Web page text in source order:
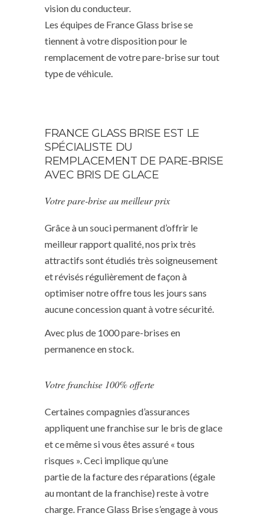
vision du conducteur.
Les équipes de France Glass brise se
tiennent à votre disposition pour le
remplacement de votre pare-brise sur tout
type de véhicule.
FRANCE GLASS BRISE EST LE
SPÉCIALISTE DU
REMPLACEMENT DE PARE-BRISE
AVEC BRIS DE GLACE
Votre pare-brise au meilleur prix
Grâce à un souci permanent d’offrir le
meilleur rapport qualité, nos prix très
attractifs sont étudiés très soigneusement
et révisés régulièrement de façon à
optimiser notre offre tous les jours sans
aucune concession quant à votre sécurité.
Avec plus de 1000 pare-brises en
permanence en stock.
Votre franchise 100% offerte
Certaines compagnies d’assurances
appliquent une franchise sur le bris de glace
et ce même si vous êtes assuré « tous
risques ». Ceci implique qu’une
partie de la facture des réparations (égale
au montant de la franchise) reste à votre
charge. France Glass Brise s’engage à vous